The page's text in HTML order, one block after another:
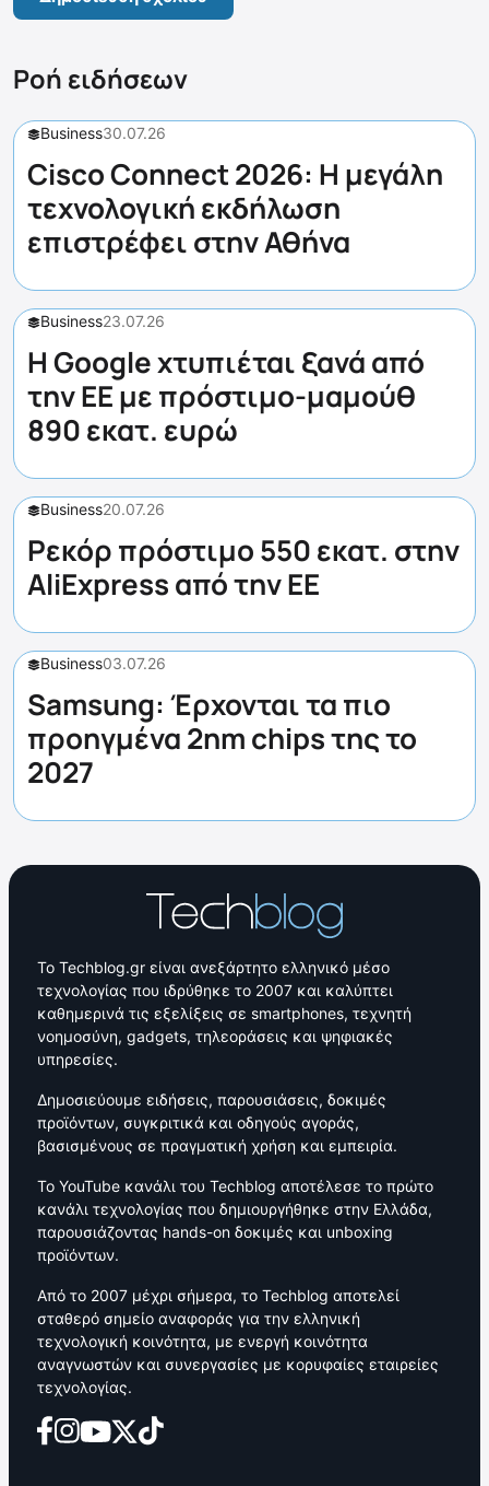
Ροή ειδήσεων
Business30.07.26
Cisco Connect 2026: Η μεγάλη
τεχνολογική εκδήλωση
επιστρέφει στην Αθήνα
Business23.07.26
Η Google χτυπιέται ξανά από
την ΕΕ με πρόστιμο-μαμούθ
890 εκατ. ευρώ
Business20.07.26
Ρεκόρ πρόστιμο 550 εκατ. στην
AliExpress από την ΕΕ
Business03.07.26
Samsung: Έρχονται τα πιο
προηγμένα 2nm chips της το
2027
Το Techblog.gr είναι ανεξάρτητο ελληνικό μέσο
τεχνολογίας που ιδρύθηκε το 2007 και καλύπτει
καθημερινά τις εξελίξεις σε smartphones, τεχνητή
νοημοσύνη, gadgets, τηλεοράσεις και ψηφιακές
υπηρεσίες.
Δημοσιεύουμε ειδήσεις, παρουσιάσεις, δοκιμές
προϊόντων, συγκριτικά και οδηγούς αγοράς,
βασισμένους σε πραγματική χρήση και εμπειρία.
Το YouTube κανάλι του Techblog αποτέλεσε το πρώτο
κανάλι τεχνολογίας που δημιουργήθηκε στην Ελλάδα,
παρουσιάζοντας hands-on δοκιμές και unboxing
προϊόντων.
Από το 2007 μέχρι σήμερα, το Techblog αποτελεί
σταθερό σημείο αναφοράς για την ελληνική
τεχνολογική κοινότητα, με ενεργή κοινότητα
αναγνωστών και συνεργασίες με κορυφαίες εταιρείες
τεχνολογίας.